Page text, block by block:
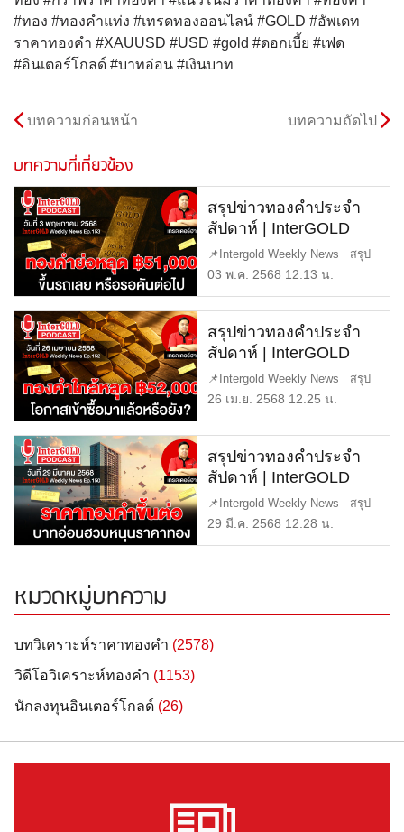
#ทอง #ทองคำแท่ง #เทรดทองออนไลน์ #GOLD #อัพเดท
ราคาทองคำ #XAUUSD #USD #gold #ดอกเบี้ย #เฟด
#อินเตอร์โกลด์ #บาทอ่อน #เงินบาท
บทความก่อนหน้า บทความถัดไป
บทความที่เกี่ยวข้อง
สรุปข่าวทองคำประจำ
สัปดาห์ | InterGOLD
WEEKLY NEWS
EP.153 | ราคาทองวันนี้ |
ทองคำราคา
📌Intergold Weekly News สรุป
ข่าวทองคำ ประจำสัปดาห์ EP1
03 พ.ค. 2568 12.13 น.
สรุปข่าวทองคำประจำ
สัปดาห์ | InterGOLD
WEEKLY NEWS
EP.152 | ราคาทองวันนี้ |
ทองคำราคา
📌Intergold Weekly News สรุป
ข่าวทองคำ ประจำสัปดาห์ EP1
26 เม.ย. 2568 12.25 น.
สรุปข่าวทองคำประจำ
สัปดาห์ | InterGOLD
WEEKLY NEWS
EP.150 | ราคาทองวันนี้ |
📌Intergold Weekly News สรุป
ข่าวทองคำ ประจำสัปดาห์ EP1
29 มี.ค. 2568 12.28 น.
หมวดหมู่บทความ
บทวิเคราะห์ราคาทองคำ (2578)
วิดีโอวิเคราะห์ทองคำ (1153)
นักลงทุนอินเตอร์โกลด์ (26)